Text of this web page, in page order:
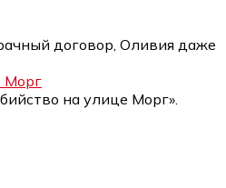
договор, Оливия даже
Морг
на улице Морг».